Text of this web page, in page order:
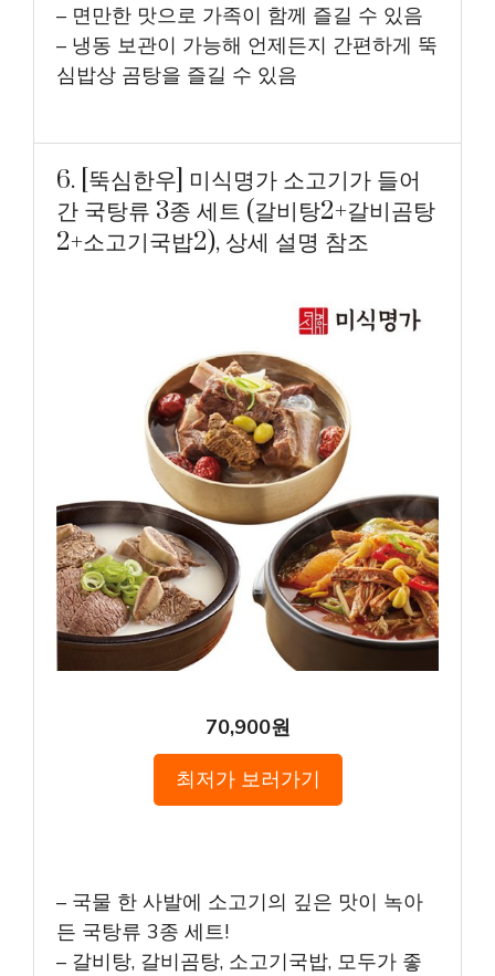
– 면만한 맛으로 가족이 함께 즐길 수 있음
– 냉동 보관이 가능해 언제든지 간편하게 뚝
심밥상 곰탕을 즐길 수 있음
6. [뚝심한우] 미식명가 소고기가 들어
간 국탕류 3종 세트 (갈비탕2+갈비곰탕
2+소고기국밥2), 상세 설명 참조
70,900원
최저가 보러가기
– 국물 한 사발에 소고기의 깊은 맛이 녹아
든 국탕류 3종 세트!
– 갈비탕, 갈비곰탕, 소고기국밥, 모두가 좋